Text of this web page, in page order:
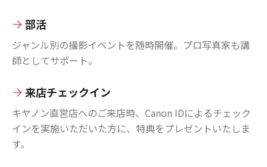
部活
ジャンル別の撮影イベントを随時開催。プロ写真家も講
師としてサポート。
来店チェックイン
キヤノン直営店へのご来店時、Canon IDによるチェック
インを実施いただいた方に、特典をプレゼントいたしま
す。